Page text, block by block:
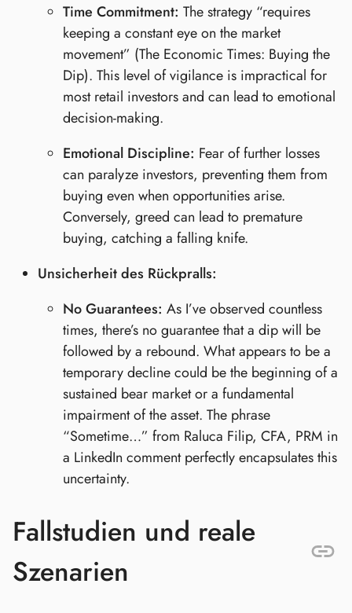
Time Commitment: The strategy “requires
keeping a constant eye on the market
movement” (The Economic Times: Buying the
Dip). This level of vigilance is impractical for
most retail investors and can lead to emotional
decision-making.
Emotional Discipline: Fear of further losses
can paralyze investors, preventing them from
buying even when opportunities arise.
Conversely, greed can lead to premature
buying, catching a falling knife.
Unsicherheit des Rückpralls:
No Guarantees: As I’ve observed countless
times, there’s no guarantee that a dip will be
followed by a rebound. What appears to be a
temporary decline could be the beginning of a
sustained bear market or a fundamental
impairment of the asset. The phrase
“Sometime…” from Raluca Filip, CFA, PRM in
a LinkedIn comment perfectly encapsulates this
uncertainty.
Fallstudien und reale
Szenarien